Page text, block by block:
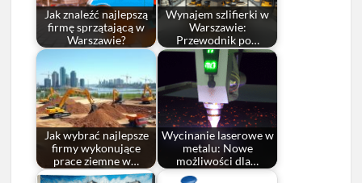
Jak znaleźć najlepszą
firmę sprzątającą w
Warszawie?
Wynajem szlifierki w
Warszawie:
Przewodnik po…
Jak wybrać najlepsze
firmy wykonujące
prace ziemne w…
Wycinanie laserowe w
metalu: Nowe
możliwości dla…